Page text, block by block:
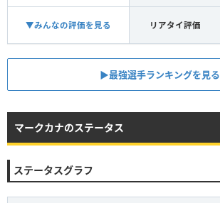
▼みんなの評価を見る リアタイ評価
▶︎最強選手ランキングを見る
マークカナのステータス
ステータスグラフ